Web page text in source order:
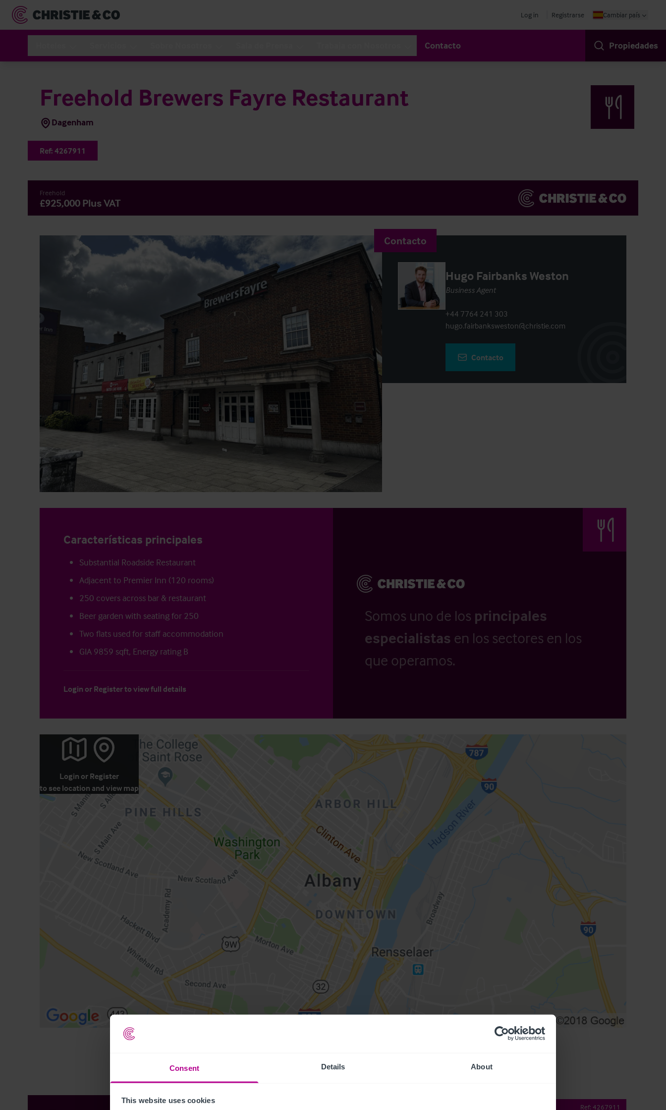
Consent Details About
This website uses cookies
Log in Registrarse Cambiar país
Contacto Propiedades
Freehold Brewers Fayre Restaurant
Dagenham
Ref: 4267911
Freehold
£925,000 Plus VAT
Contacto
Hugo Fairbanks Weston
Business Agent
+44 7764 241 303
hugo.fairbanksweston@christie.com
Contacto
Características principales
Substantial Roadside Restaurant
Adjacent to Premier Inn (120 rooms)
250 covers across bar & restaurant
Beer garden with seating for 250
Two flats used for staff accommodation
GIA 9859 sqft, Energy rating B
Login or Registerto view full details
Somos uno de los principales
especialistas en los sectores en los
que operamos.
Login or Register
to see location and view map
Ref: 4267911